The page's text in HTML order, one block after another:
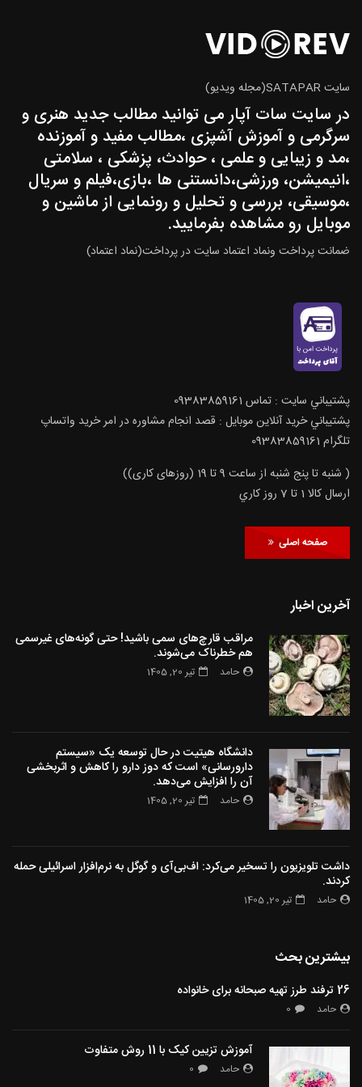
سایت SATAPAR(مجله ویدیو)
در سایت سات آپار می توانید مطالب جدید هنری و
سرگرمی و آموزش آشپزی ،مطالب مفید و آموزنده
،مد و زیبایی و علمی ، حوادث، پزشکی ، سلامتی
،انیمیشن، ورزشی،دانستنی ها ،بازی،فیلم و سریال
،موسیقی، بررسی و تحلیل و رونمایی از ماشین و
موبایل رو مشاهده بفرمایید.
ضمانت پرداخت ونماد اعتماد سایت در پرداخت(نماد اعتماد)
پشتيباني سايت : تماس 09383859161
پشتيباني خريد آنلاين موبايل : قصد انجام مشاوره در امر خرید واتساپ
تلگرام 09383859161
( شنبه تا پنج شنبه از ساعت 9 تا 19 (روزهای کاری))
ارسال كالا 1 تا 7 روز كاري
صفحه اصلی
آخرین اخبار
مراقب قارچ‌های سمی باشید! حتی گونه‌های غیرسمی
هم خطرناک می‌شوند.
حامد تیر 20, 1405
دانشگاه هیتیت در حال توسعه یک «سیستم
دارورسانی» است که دوز دارو را کاهش و اثربخشی
آن را افزایش می‌دهد.
حامد تیر 20, 1405
داشت تلویزیون را تسخیر می‌کرد: اف‌بی‌آی و گوگل به نرم‌افزار اسرائیلی حمله
کردند.
حامد تیر 20, 1405
بیشترین بحث
26 ترفند طرز تهیه صبحانه برای خانواده
حامد 0
آموزش تزیین کیک با 11 روش متفاوت
حامد 0